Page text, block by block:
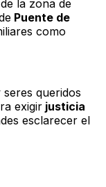
la zona de
Puente de
como
queridos
exigir justicia
esclarecer el